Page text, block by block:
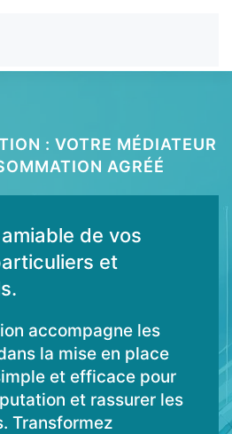
: VOTRE MÉDIATEUR
AGRÉÉ
de vos
et
accompagne les
la mise en place
et efficace pour
et rassurer les
Transformez